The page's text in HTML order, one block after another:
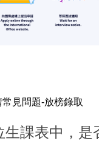
見問題-放榜錄取
生課表中，是